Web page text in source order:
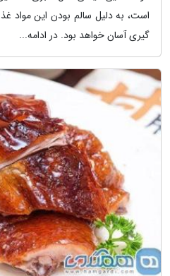
است، به دلیل سالم بودن این مواد
گیری آسان خواهد بود. در ادامه...